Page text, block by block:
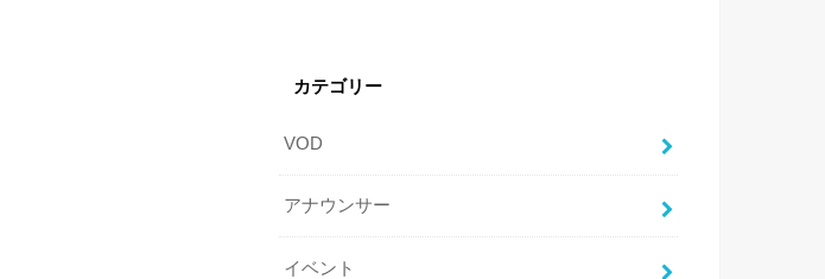
カテゴリー
VOD
アナウンサー
イベント